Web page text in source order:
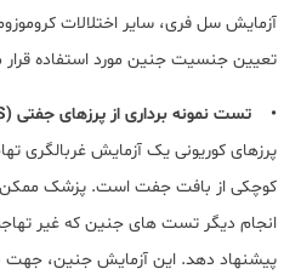
آزمایش سل فری، سایر اختلالات
تعیین جنسیت جنین مورد استفاده قرار
• تست نمونه برداری از پرزهای جفتی (CVS):
پرزهای کوریونی یک آزمایش غربالگری
انجام دیگر تست های جنین که غیر
پیشنهاد دهد. این آزمایش جنین، جهت